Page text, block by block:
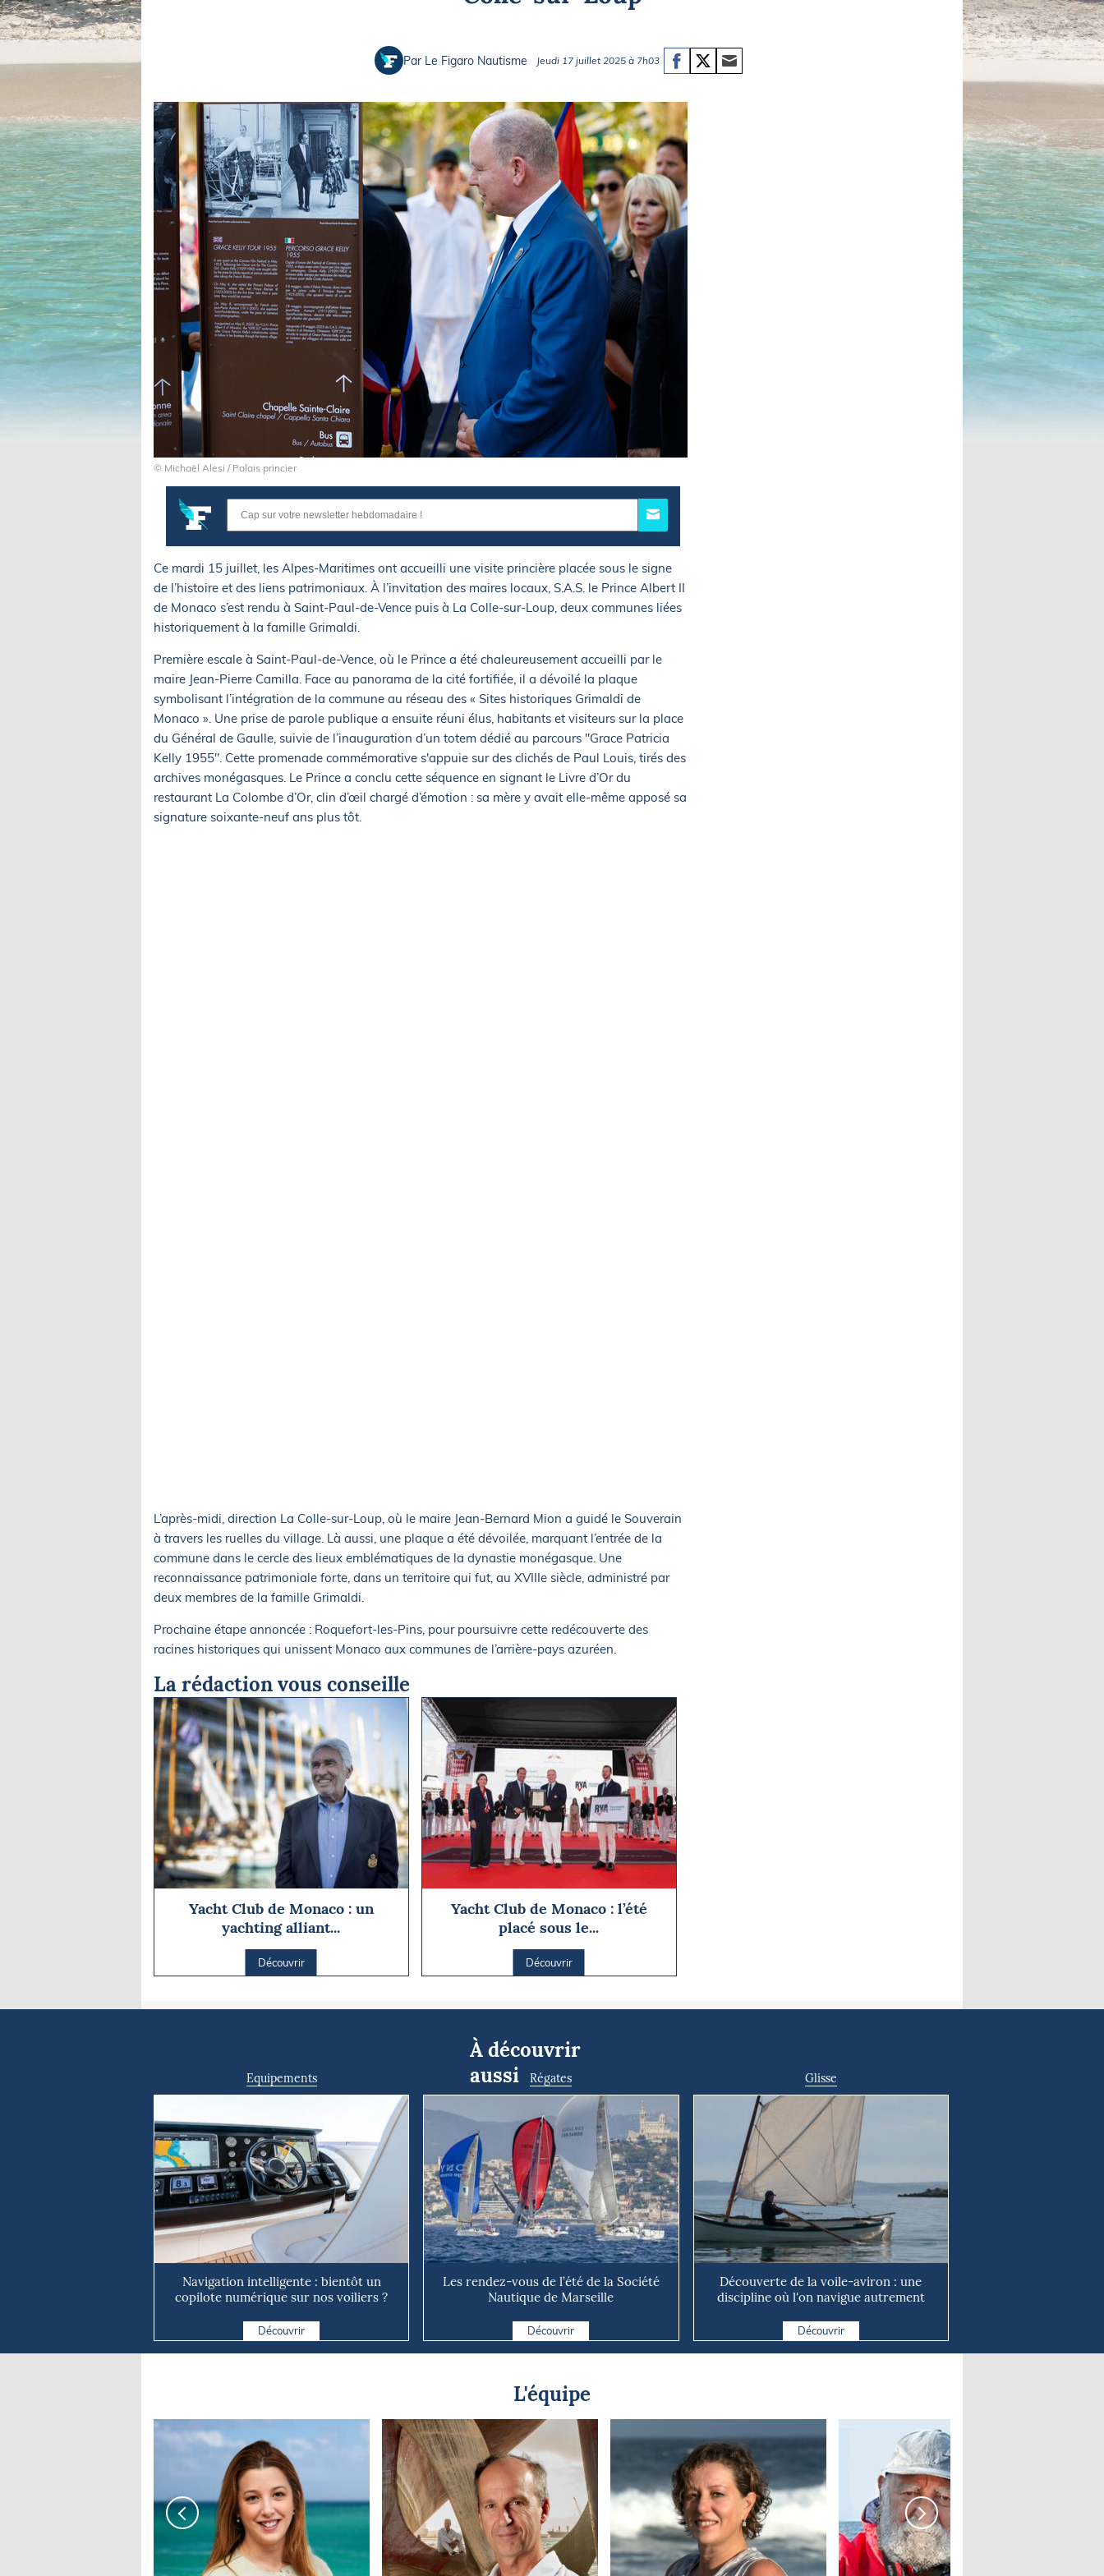
Pêche en mer
Plongée
FLASH INFO
Par Le Figaro Nautisme Jeudi 17 juillet 2025 à 7h03
© Michaël Alesi / Palais princier
Ce mardi 15 juillet, les Alpes-Maritimes ont accueilli une visite princière placée sous le signe
de l’histoire et des liens patrimoniaux. À l’invitation des maires locaux, S.A.S. le Prince Albert II
de Monaco s’est rendu à Saint-Paul-de-Vence puis à La Colle-sur-Loup, deux communes liées
historiquement à la famille Grimaldi.
Première escale à Saint-Paul-de-Vence, où le Prince a été chaleureusement accueilli par le
maire Jean-Pierre Camilla. Face au panorama de la cité fortifiée, il a dévoilé la plaque
symbolisant l’intégration de la commune au réseau des « Sites historiques Grimaldi de
Monaco ». Une prise de parole publique a ensuite réuni élus, habitants et visiteurs sur la place
du Général de Gaulle, suivie de l’inauguration d’un totem dédié au parcours "Grace Patricia
Kelly 1955". Cette promenade commémorative s'appuie sur des clichés de Paul Louis, tirés des
archives monégasques. Le Prince a conclu cette séquence en signant le Livre d’Or du
restaurant La Colombe d’Or, clin d’œil chargé d’émotion : sa mère y avait elle-même apposé sa
signature soixante-neuf ans plus tôt.
L’après-midi, direction La Colle-sur-Loup, où le maire Jean-Bernard Mion a guidé le Souverain
à travers les ruelles du village. Là aussi, une plaque a été dévoilée, marquant l’entrée de la
commune dans le cercle des lieux emblématiques de la dynastie monégasque. Une
reconnaissance patrimoniale forte, dans un territoire qui fut, au XVIIIe siècle, administré par
deux membres de la famille Grimaldi.
Prochaine étape annoncée : Roquefort-les-Pins, pour poursuivre cette redécouverte des
racines historiques qui unissent Monaco aux communes de l’arrière-pays azuréen.
La rédaction vous conseille
Yacht Club de Monaco : un
yachting alliant...
Découvrir
Yacht Club de Monaco : l’été
placé sous le...
Découvrir
À découvrir
aussi
Equipements
Navigation intelligente : bientôt un
copilote numérique sur nos voiliers ?
Découvrir
Régates
Les rendez-vous de l’été de la Société
Nautique de Marseille
Découvrir
Glisse
Découverte de la voile-aviron : une
discipline où l'on navigue autrement
Découvrir
L'équipe